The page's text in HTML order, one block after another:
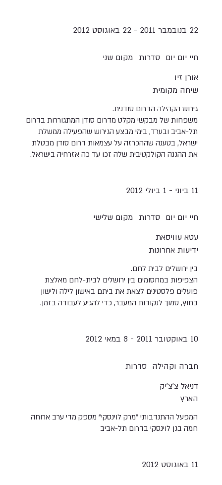
22 בנובמבר 2011 - 22 באוגוסט 2012
מקום שני סדרות חיי יום יום
אורן זיו
שיחה מקומית
גירוש הקהילה הדרום סודנית.
משפחות של מבקשי מקלט מדרום סודן המתגוררות בדרום
תל-אביב ובערד, בימי מבצע הגירוש שהפעילה ממשלת
ישראל, בטענה שההכרזה על עצמאות דרום סודן מבטלת
את ההגנה הקולקטיבית שלה זכו עד כה אזרחיה בישראל.
11 ביוני - 1 ביולי 2012
מקום שלישי סדרות חיי יום יום
עטא עוויסאת
ידיעות אחרונות
בין ירושלים לבית לחם.
הצפיפות במחסומים בין ירושלים לבית-לחם מאלצת
פועלים פלסטינים לצאת את ביתם באישון לילה ולישון
בחוץ, סמוך לנקודות המעבר, כדי להגיע לעבודה בזמן.
10 באוקטובר 2011 - 8 במאי 2012
סדרות חברה וקהילה
דניאל צ'צ'יק
הארץ
המפעל ההתנדבותי "מרק לוינסקי" מספק מדי ערב ארוחה
חמה בגן לוינסקי בדרום תל-אביב
11 באוגוסט 2012